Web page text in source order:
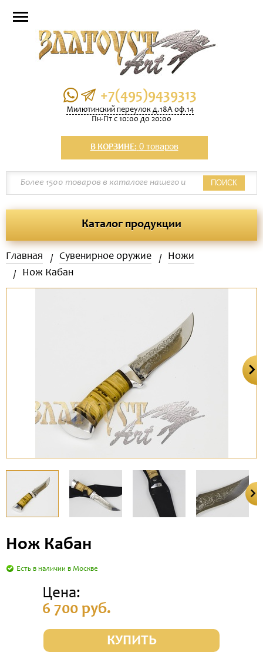
+7(495)9439313
Милютинский переулок д.18А оф.14
Пн-Пт с 10:00 до 20:00
В КОРЗИНЕ: 0 товаров
ПОИСК
Каталог продукции
Главная Сувенирное оружие
Ножи
Нож Кабан
Нож Кабан
Есть в наличии в Москве
Цена:
6 700 руб.
КУПИТЬ